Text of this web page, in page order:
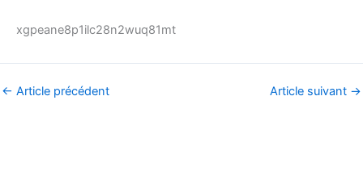
xgpeane8p1ilc28n2wuq81mt
← Article précédent Article suivant →